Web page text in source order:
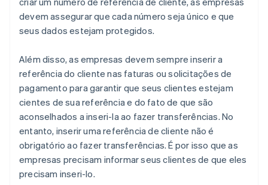
devem assegurar que cada número seja único e que
seus dados estejam protegidos.
Além disso, as empresas devem sempre inserir a
referência do cliente nas faturas ou solicitações de
pagamento para garantir que seus clientes estejam
cientes de sua referência e do fato de que são
aconselhados a inseri-la ao fazer transferências. No
entanto, inserir uma referência de cliente não é
obrigatório ao fazer transferências. É por isso que as
empresas precisam informar seus clientes de que eles
precisam inseri-lo.